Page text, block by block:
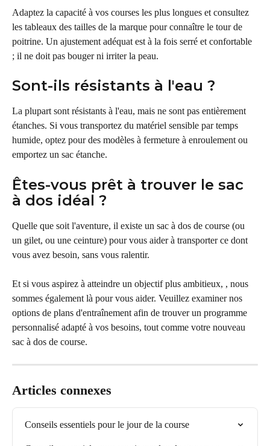
Adaptez la capacité à vos courses les plus longues et consultez
les tableaux des tailles de la marque pour connaître le tour de
poitrine. Un ajustement adéquat est à la fois serré et confortable
; il ne doit pas bouger ni irriter la peau.
Sont-ils résistants à l'eau ?
La plupart sont résistants à l'eau, mais ne sont pas entièrement
étanches. Si vous transportez du matériel sensible par temps
humide, optez pour des modèles à fermeture à enroulement ou
emportez un sac étanche.
Êtes-vous prêt à trouver le sac
à dos idéal ?
Quelle que soit l'aventure, il existe un sac à dos de course (ou
un gilet, ou une ceinture) pour vous aider à transporter ce dont
vous avez besoin, sans vous ralentir.
Et si vous aspirez à atteindre un objectif plus ambitieux, , nous
sommes également là pour vous aider. Veuillez examiner nos
options de plans d'entraînement afin de trouver un programme
personnalisé adapté à vos besoins, tout comme votre nouveau
sac à dos de course.
Articles connexes
Conseils essentiels pour le jour de la course